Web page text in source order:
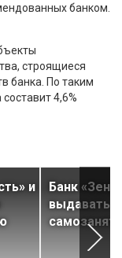
банком.
строящиеся
банка. По таким
4,6%
и
Банк
выдавать